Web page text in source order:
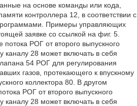
на основе команды или кода,
контроллера 12, в соответствии с
Примеры управляющих
заявке со ссылкой на фиг. 5.
РОГ от второго выпускного
каналу 28 может включать в себя
54 РОГ для регулирования
газов, протекающего к впускному
коллектора 80. В другом
РОГ от второго выпускного
каналу 28 может включать в себя